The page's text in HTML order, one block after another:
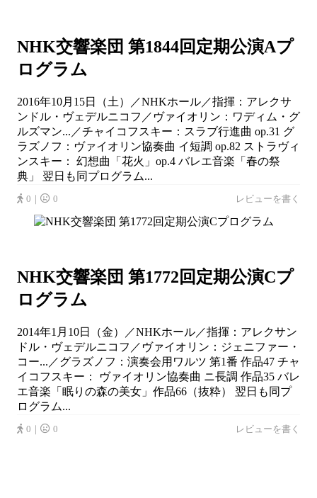
NHK交響楽団 第1844回定期公演Aプ
ログラム
2016年10月15日（土）／NHKホール／指揮：アレクサ
ンドル・ヴェデルニコフ／ヴァイオリン：ワディム・グ
ルズマン...／チャイコフスキー：スラブ行進曲 op.31 グ
ラズノフ：ヴァイオリン協奏曲 イ短調 op.82 ストラヴィ
ンスキー： 幻想曲「花火」op.4 バレエ音楽「春の祭
典」 翌日も同プログラム...
0｜ 0 レビューを書く
NHK交響楽団 第1772回定期公演Cプ
ログラム
2014年1月10日（金）／NHKホール／指揮：アレクサン
ドル・ヴェデルニコフ／ヴァイオリン：ジェニファー・
コー...／グラズノフ：演奏会用ワルツ 第1番 作品47 チャ
イコフスキー： ヴァイオリン協奏曲 ニ長調 作品35 バレ
エ音楽「眠りの森の美女」作品66（抜粋） 翌日も同プ
ログラム...
0｜ 0 レビューを書く